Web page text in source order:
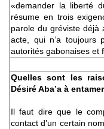
«demander la liberté
résume en trois
parole du gréviste déjà
acte, qui n’a toujours
autorités gabonaises et
Quelles sont les
Désiré Aba’a à
Il faut dire que le
contact d’un certain